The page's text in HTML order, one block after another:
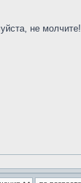
не молчите!